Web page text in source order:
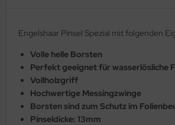
Engelshaar Pinsel Spezial mit folgenden
Volle helle Borsten
Perfekt geeignet für wasserlösliche
Vollholzgriff
Hochwertige Messingzwinge
Borsten sind zum Schutz im
Pinseldicke: 13mm